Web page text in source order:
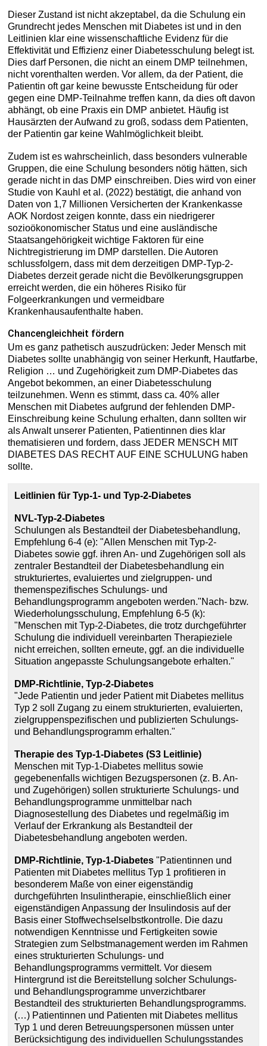
Dieser Zustand ist nicht akzeptabel, da die Schulung ein
Grundrecht jedes Menschen mit Diabetes ist und in den
Leitlinien klar eine wissenschaftliche Evidenz für die
Effektivität und Effizienz einer Diabetesschulung belegt ist.
Dies darf Personen, die nicht an einem DMP teilnehmen,
nicht vorenthalten werden. Vor allem, da der Patient, die
Patientin oft gar keine bewusste Entscheidung für oder
gegen eine DMP-Teilnahme treffen kann, da dies oft davon
abhängt, ob eine Praxis ein DMP anbietet. Häufig ist
Hausärzten der Aufwand zu groß, sodass dem Patienten,
der Patientin gar keine Wahlmöglichkeit bleibt.
Zudem ist es wahrscheinlich, dass besonders vulnerable
Gruppen, die eine Schulung besonders nötig hätten, sich
gerade nicht in das DMP einschreiben. Dies wird von einer
Studie von Kauhl et al. (2022) bestätigt, die anhand von
Daten von 1,7 Millionen Versicherten der Krankenkasse
AOK Nordost zeigen konnte, dass ein niedrigerer
sozioökonomischer Status und eine ausländische
Staatsangehörigkeit wichtige Faktoren für eine
Nichtregistrierung im DMP darstellen. Die Autoren
schlussfolgern, dass mit dem derzeitigen DMP-Typ-2-
Diabetes derzeit gerade nicht die Bevölkerungsgruppen
erreicht werden, die ein höheres Risiko für
Folgeerkrankungen und vermeidbare
Krankenhausaufenthalte haben.
Chancengleichheit fördern
Um es ganz pathetisch auszudrücken: Jeder Mensch mit
Diabetes sollte unabhängig von seiner Herkunft, Hautfarbe,
Religion … und Zugehörigkeit zum DMP-Diabetes das
Angebot bekommen, an einer Diabetesschulung
teilzunehmen. Wenn es stimmt, dass ca. 40% aller
Menschen mit Diabetes aufgrund der fehlenden DMP-
Einschreibung keine Schulung erhalten, dann sollten wir
als Anwalt unserer Patienten, Patientinnen dies klar
thematisieren und fordern, dass JEDER MENSCH MIT
DIABETES DAS RECHT AUF EINE SCHULUNG haben
sollte.
Leitlinien für Typ-1- und Typ-2-Diabetes
NVL-Typ-2-Diabetes
Schulungen als Bestandteil der Diabetesbehandlung,
Empfehlung 6-4 (e): "Allen Menschen mit Typ-2-
Diabetes sowie ggf. ihren An- und Zugehörigen soll als
zentraler Bestandteil der Diabetesbehandlung ein
strukturiertes, evaluiertes und zielgruppen- und
themenspezifisches Schulungs- und
Behandlungsprogramm angeboten werden."Nach- bzw.
Wiederholungsschulung, Empfehlung 6-5 (k):
"Menschen mit Typ-2-Diabetes, die trotz durchgeführter
Schulung die individuell vereinbarten Therapieziele
nicht erreichen, sollten erneute, ggf. an die individuelle
Situation angepasste Schulungsangebote erhalten."
DMP-Richtlinie, Typ-2-Diabetes
"Jede Patientin und jeder Patient mit Diabetes mellitus
Typ 2 soll Zugang zu einem strukturierten, evaluierten,
zielgruppenspezifischen und publizierten Schulungs-
und Behandlungsprogramm erhalten."
Therapie des Typ-1-Diabetes (S3 Leitlinie)
Menschen mit Typ-1-Diabetes mellitus sowie
gegebenenfalls wichtigen Bezugspersonen (z. B. An-
und Zugehörigen) sollen strukturierte Schulungs- und
Behandlungsprogramme unmittelbar nach
Diagnosestellung des Diabetes und regelmäßig im
Verlauf der Erkrankung als Bestandteil der
Diabetesbehandlung angeboten werden.
DMP-Richtlinie, Typ-1-Diabetes "Patientinnen und
Patienten mit Diabetes mellitus Typ 1 profitieren in
besonderem Maße von einer eigenständig
durchgeführten Insulintherapie, einschließlich einer
eigenständigen Anpassung der Insulindosis auf der
Basis einer Stoffwechselselbstkontrolle. Die dazu
notwendigen Kenntnisse und Fertigkeiten sowie
Strategien zum Selbstmanagement werden im Rahmen
eines strukturierten Schulungs- und
Behandlungsprogramms vermittelt. Vor diesem
Hintergrund ist die Bereitstellung solcher Schulungs-
und Behandlungsprogramme unverzichtbarer
Bestandteil des strukturierten Behandlungsprogramms.
(…) Patientinnen und Patienten mit Diabetes mellitus
Typ 1 und deren Betreuungspersonen müssen unter
Berücksichtigung des individuellen Schulungsstandes